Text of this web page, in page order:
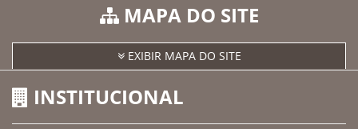
MAPA DO SITE
EXIBIR MAPA DO SITE
INSTITUCIONAL